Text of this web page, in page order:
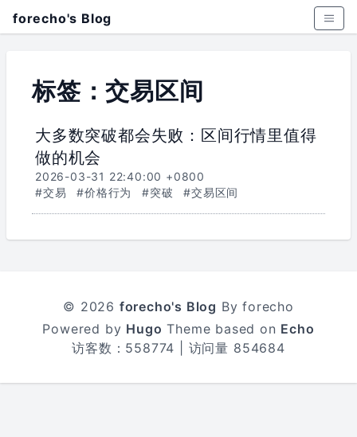
forecho's Blog
标签：交易区间
大多数突破都会失败：区间行情里值得
做的机会
2026-03-31 22:40:00 +0800
#交易
#价格行为 #突破 #交易区间
© 2026 forecho's Blog By forecho
Powered by Hugo Theme based on Echo
访客数： 558774 | 访问量 854684